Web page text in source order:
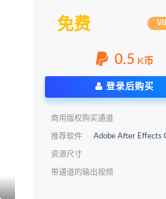
免费
0.5 K币
登录后购买
商用版权购买通道
推荐软件 Adobe After Effects
资源尺寸
带通道的输出视频